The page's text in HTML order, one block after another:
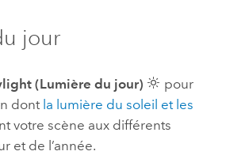
jour
(Lumière du jour)
pour
dont la lumière du soleil et les
votre scène aux différents
et de l’année.